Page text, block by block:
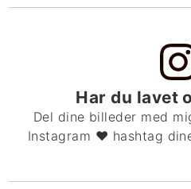
Har du lavet
Del dine billeder med
Instagram ❤ hashtag